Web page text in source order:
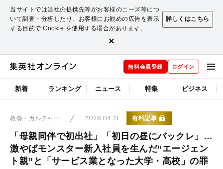
当サイトでは当社の提携先等がお客様のニーズ等につ
いて調査・分析したり、お客様にお勧めの広告を表示
する目的で Cookie を使用する場合があります。
詳しくはこちら
×
無料会員登録 ログイン
新着 ランキング ニュース 特集 ビジネス
教養・カルチャー 2026.04.21 有料記事
「母親同伴で初出社」「初日の昼にバックレ」…
激やばモンスター新入社員を生んだ“エージェン
ト親”と「サービス業となった大学・高校」の罪